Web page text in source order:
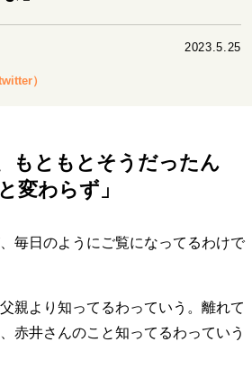
方
変革の原動力
一流のルーティン
20代の現在地
10代・20代の土台
2023.5.25
）
もともとそうだったん
変わらず」
毎日のようにご覧になってるわけで
親より知ってるわっていう。離れて
赤井さんのこと知ってるわっていう